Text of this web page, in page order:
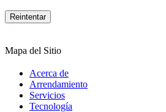
Reintentar
Mapa del Sitio
Acerca de
Arrendamiento
Servicios
Tecnología